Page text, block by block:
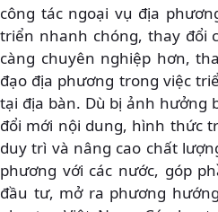
công tác ngoại vụ địa
triển nhanh chóng, thay đổi
càng chuyên nghiệp hơn,
đạo địa phương trong việc
tại địa bàn. Dù bị ảnh hưởng
đổi mới nội dung, hình thức
duy trì và nâng cao chất
phương với các nước, góp
đầu tư, mở ra phương